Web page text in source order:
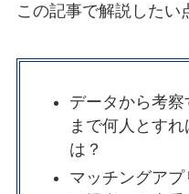
この記事で解説した
データから考
まで何人とす
は？
マッチングア